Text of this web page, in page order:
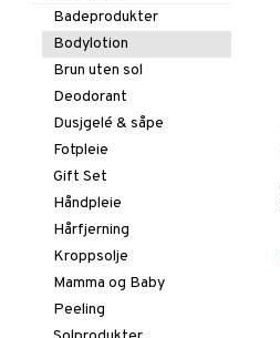
Elektroniske produkter
Gift Set
Håravfall
Hårfarge
Hårkur
Innpakning
Leave-in balsam
Sjampo
Styling
Glans & Antifrizz
Hårspray
Lokker
Tørrsjampo
Normal hud
Sensitiv hud
Tørr hud
Ansiktsvann
Øye-makeup remover
Rengjøring
Brun uten sol
Giftset
Hårfjerning
Masker
Øyecremer
Peeling
Serum
Solprodukter
Spesialprodukter
Toalettvesker
Hud
Bronzer & Highlighter
Concealer
Farget Dagkrem
Foundation
Primer
Pudder
Rouge
Lepper
Balm
Leppeglans
Leppepenn
Leppestift
Negler
Løsnegler
Neglelakk
Neglepleie
Remover
Tilbehør
Øyne
Eyeliner / Kajal
Løsøyevipper
Mascara
Øyebryn
Øyeskygge
Øyevippepleie
Tillbehør
Make-up
Øvrige
Pinsetter
Badeprodukter
Bodylotion
Brun uten sol
Deodorant
Dusjgelé & såpe
Fotpleie
Gift Set
Håndpleie
Hårfjerning
Kroppsolje
Mamma og Baby
Peeling